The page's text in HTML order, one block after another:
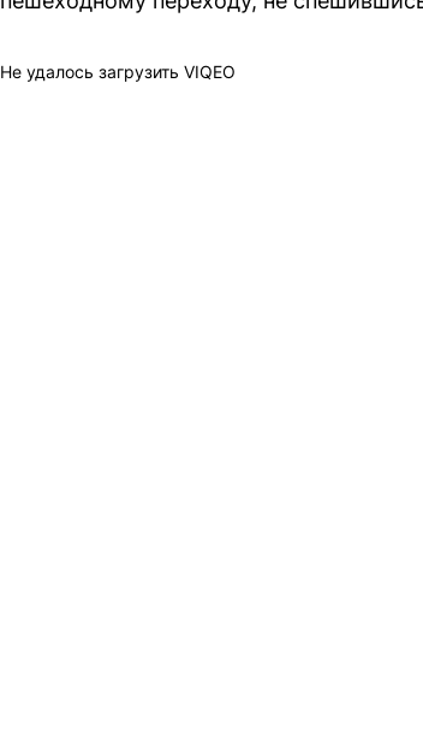
Не удалось загрузить VIQEO